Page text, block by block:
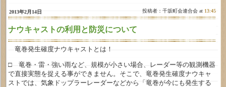
2013年2月14日 投稿者：千坂町会連合会 at 13:45
ナウキャストの利用と防災について
竜巻発生確度ナウキャストとは！
□ 竜巻・雷・強い雨など、規模が小さい場合、レーダー等の観測機器
で直接実態を捉える事ができません。そこで、竜巻発生確度ナウキャ
ストでは、気象ドップラーレーダーなどから「竜巻が今にも発生する